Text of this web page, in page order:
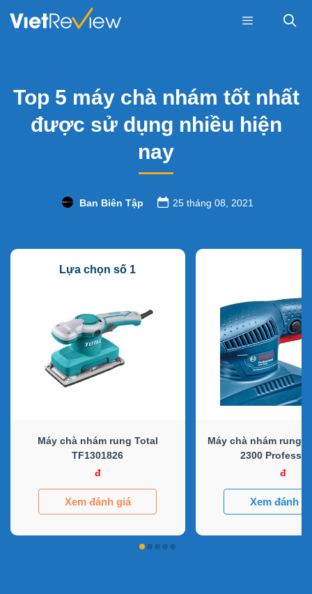
Top 5 máy chà nhám tốt nhất
được sử dụng nhiều hiện
nay
Ban Biên Tập 25 tháng 08, 2021
Lựa chọn số 1
Máy chà nhám rung Total
TF1301826
đ
Xem đánh giá
Máy chà nhám rung
2300
đ
Xem đánh